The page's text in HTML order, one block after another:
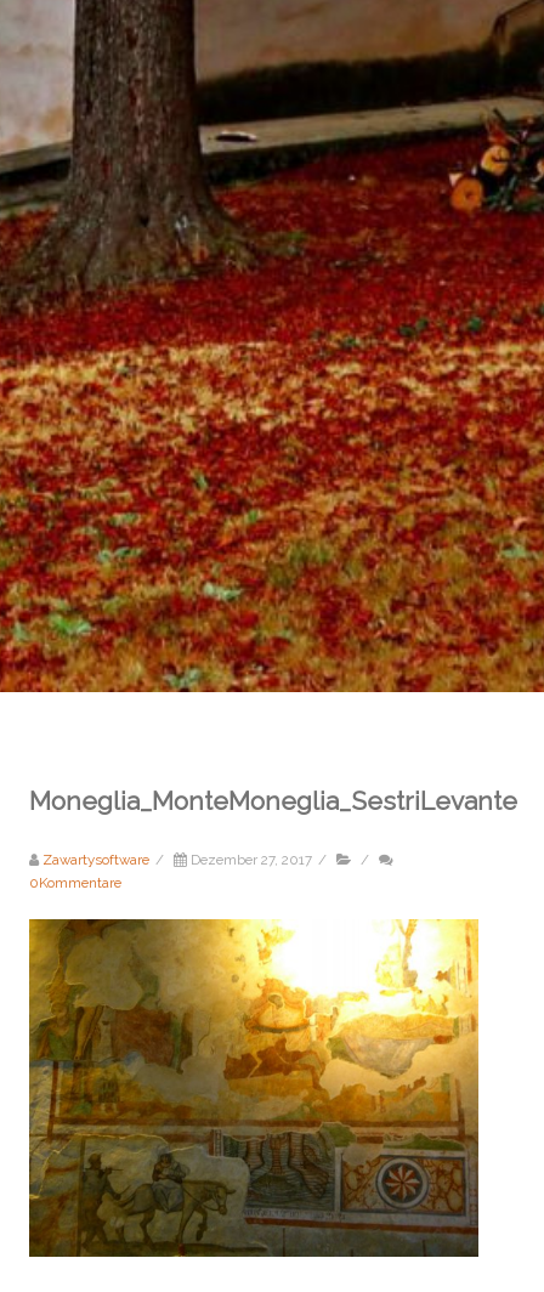
Moneglia_MonteMoneglia_SestriLevante
Zawartysoftware / Dezember 27, 2017 /
/
0Kommentare